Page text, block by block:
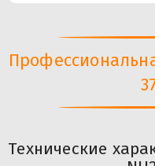
Технические